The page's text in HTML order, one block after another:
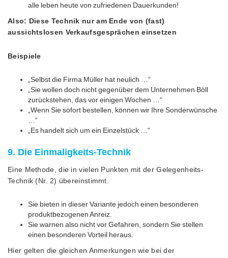
alle leben heute von zufriedenen Dauerkunden!
Also: Diese Technik nur am Ende von (fast)
aussichtslosen Verkaufsgesprächen einsetzen
Beispiele
„Selbst die Firma Müller hat neulich …“
„Sie wollen doch nicht gegenüber dem Unternehmen Böll
zurückstehen, das vor einigen Wochen …“
„Wenn Sie sofort bestellen, können wir Ihre Sonderwünsche
…“
„Es handelt sich um ein Einzelstück …“
9. Die Einmaligkeits-Technik
Eine Methode, die in vielen Punkten mit der Gelegenheits-
Technik (Nr. 2) übereinstimmt.
Sie bieten in dieser Variante jedoch einen besonderen
produktbezogenen Anreiz.
Sie warnen also nicht vor Gefahren, sondern Sie stellen
einen besonderen Vorteil heraus.
Hier gelten die gleichen Anmerkungen wie bei der